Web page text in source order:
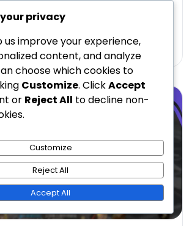
privacy
us improve your experience,
content, and analyze
choose which cookies to
Customize. ClickAccept
or Reject All to decline non-
Customize
Reject All
Accept All